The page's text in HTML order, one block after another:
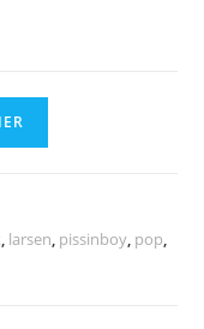
, larsen, pissinboy, pop,